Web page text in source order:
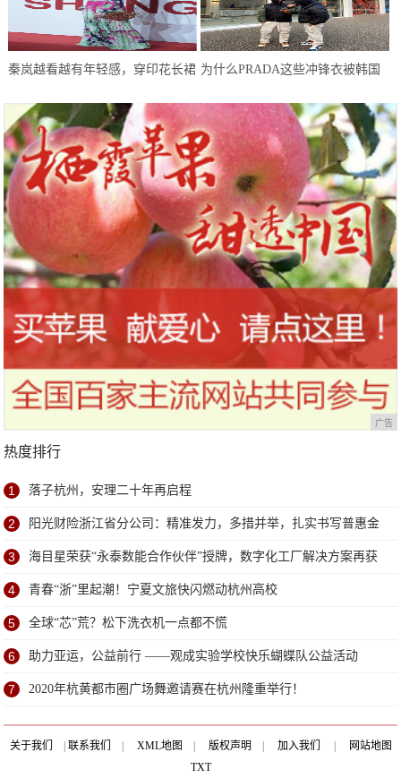
秦岚越看越有年轻感，穿印花长裙 为什么PRADA这些冲锋衣被韩国
广告
热度排行
1 落子杭州，安理二十年再启程
2 阳光财险浙江省分公司：精准发力，多措并举，扎实书写普惠金
融大文章
3 海目星荣获“永泰数能合作伙伴”授牌，数字化工厂解决方案再获
厂商重量级认证
4 青春“浙”里起潮！宁夏文旅快闪燃动杭州高校
5 全球“芯”荒？松下洗衣机一点都不慌
6 助力亚运，公益前行 ——观成实验学校快乐蝴蝶队公益活动
7 2020年杭黄都市圈广场舞邀请赛在杭州隆重举行！
关于我们 联系我们 XML地图 版权声明 加入我们
网站地图
TXT